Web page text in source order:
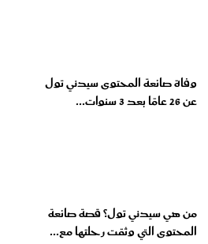
وفاة صانعة المحتوى سيدني تول
عن 26 عامًا بعد 3 سنوات...
من هي سيدني تول؟ قصة صانعة
المحتوى التي وثقت رحلتها مع...